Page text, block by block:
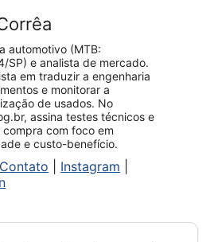
automotivo (MTB:
SP) e analista de mercado.
em traduzir a engenharia
e monitorar a
de usados. No
assina testes técnicos e
compra com foco em
e custo-benefício.
Contato Instagram